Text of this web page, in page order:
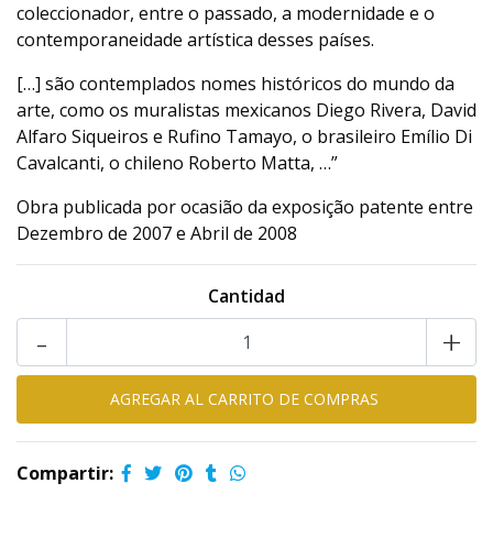
coleccionador, entre o passado, a modernidade e o
contemporaneidade artística desses países.
[…] são contemplados nomes históricos do mundo da
arte, como os muralistas mexicanos Diego Rivera, David
Alfaro Siqueiros e Rufino Tamayo, o brasileiro Emílio Di
Cavalcanti, o chileno Roberto Matta, …”
Obra publicada por ocasião da exposição patente entre
Dezembro de 2007 e Abril de 2008
Cantidad
+
-
Compartir: